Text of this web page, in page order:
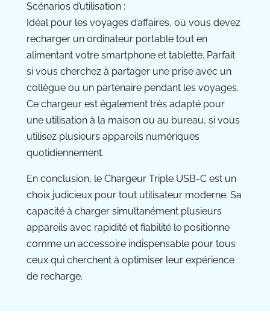
Scénarios d’utilisation :
Idéal pour les voyages d’affaires, où vous devez
recharger un ordinateur portable tout en
alimentant votre smartphone et tablette. Parfait
si vous cherchez à partager une prise avec un
collègue ou un partenaire pendant les voyages.
Ce chargeur est également très adapté pour
une utilisation à la maison ou au bureau, si vous
utilisez plusieurs appareils numériques
quotidiennement.
En conclusion, le Chargeur Triple USB-C est un
choix judicieux pour tout utilisateur moderne. Sa
capacité à charger simultanément plusieurs
appareils avec rapidité et fiabilité le positionne
comme un accessoire indispensable pour tous
ceux qui cherchent à optimiser leur expérience
de recharge.